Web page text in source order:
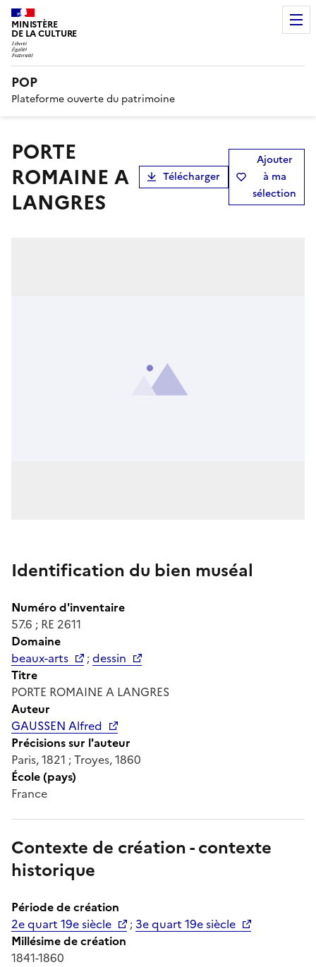
MINISTÈRE
DE LA CULTURE
POP
Plateforme ouverte du patrimoine
PORTE
ROMAINE A
LANGRES
Télécharger
Ajouter
à ma
sélection
Identification du bien muséal
Numéro d'inventaire
57.6 ; RE 2611
Domaine
beaux-arts
;dessin
Titre
PORTE ROMAINE A LANGRES
Auteur
GAUSSEN Alfred
Précisions sur l'auteur
Paris, 1821 ; Troyes, 1860
École (pays)
France
Contexte de création - contexte
historique
Période de création
2e quart 19e siècle
;3e quart 19e siècle
Millésime de création
1841-1860